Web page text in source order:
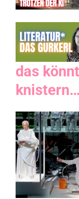
das
knistern…